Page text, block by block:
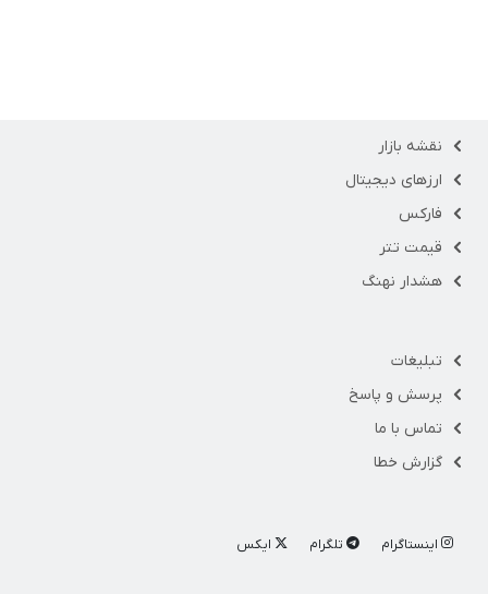
نقشه بازار
ارزهای دیجیتال
فارکس
قیمت تتر
هشدار نهنگ
تبلیغات
پرسش و پاسخ
تماس با ما
گزارش خطا
اینستاگرام تلگرام ایکس